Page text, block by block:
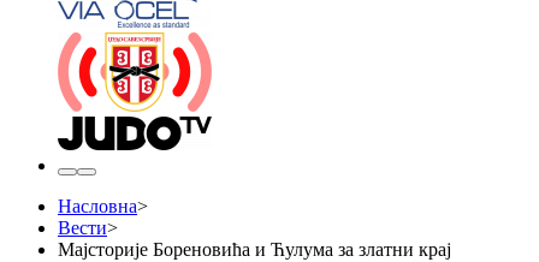
Насловна>
Вести>
​Мајсторије Бореновића и Ћулума за златни крај